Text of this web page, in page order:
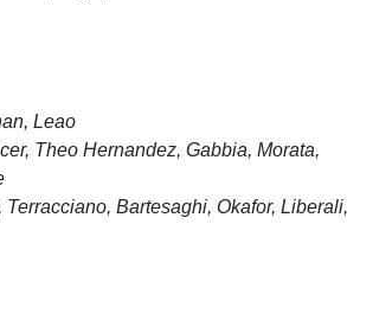
,Leao
Theo Hernandez, Gabbia, Morata,
Bartesaghi, Okafor, Liberali,